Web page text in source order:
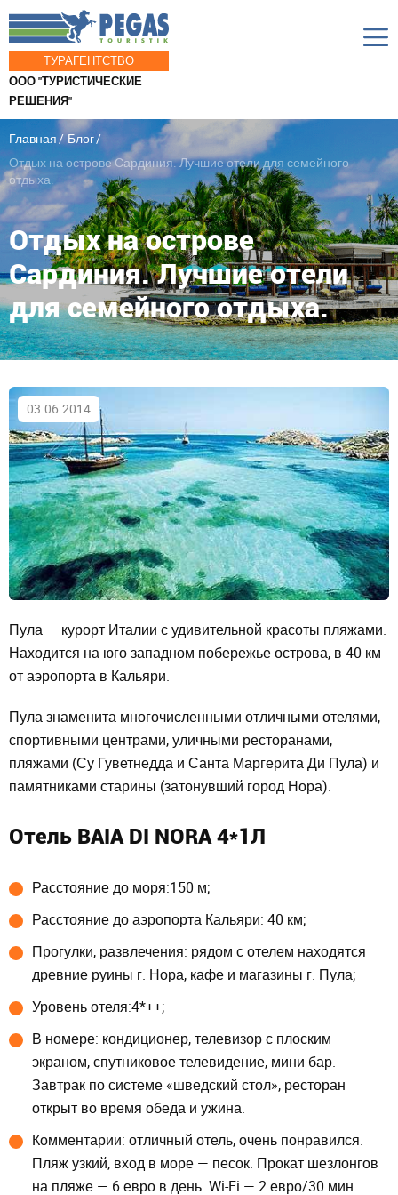
ТУРАГЕНТСТВО
ООО "ТУРИСТИЧЕСКИЕ
РЕШЕНИЯ"
Главная
Блог
Отдых на острове Сардиния. Лучшие отели для семейного
отдыха.
Отдых на острове
Сардиния. Лучшие отели
для семейного отдыха.
03.06.2014
Пула — курорт Италии с удивительной красоты пляжами.
Находится на юго-западном побережье острова, в 40 км
от аэропорта в Кальяри.
Пула знаменита многочисленными отличными отелями,
спортивными центрами, уличными ресторанами,
пляжами (Су Гуветнедда и Санта Маргерита Ди Пула) и
памятниками старины (затонувший город Нора).
Отель BAIA DI NORA 4*1Л
Расстояние до моря:150 м;
Расстояние до аэропорта Кальяри: 40 км;
Прогулки, развлечения: рядом с отелем находятся
древние руины г. Нора, кафе и магазины г. Пула;
Уровень отеля:4*++;
В номере: кондиционер, телевизор с плоским
экраном, спутниковое телевидение, мини-бар.
Завтрак по системе «шведский стол», ресторан
открыт во время обеда и ужина.
Комментарии: отличный отель, очень понравился.
Пляж узкий, вход в море — песок. Прокат шезлонгов
на пляже — 6 евро в день. Wi-Fi — 2 евро/30 мин.